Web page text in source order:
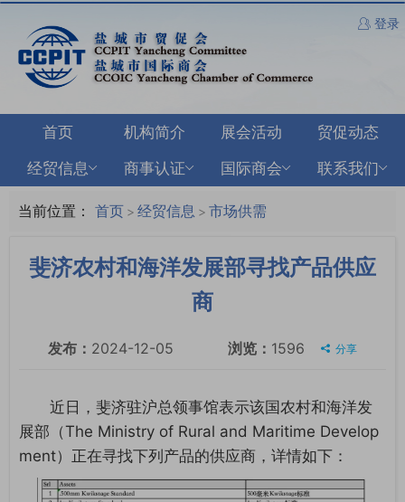
登录
首页 机构简介 展会活动
贸促动态
经贸信息
商事认证 国际商会 联系我们
当前位置： 首页 > 经贸信息 > 市场供需
斐济农村和海洋发展部寻找产品供应
商
发布： 2024-12-05 浏览： 1596 分享
近日，斐济驻沪总领事馆表示该国农村和海洋发
展部（The Ministry of Rural and Maritime Develop
ment）正在寻找下列产品的供应商，详情如下：